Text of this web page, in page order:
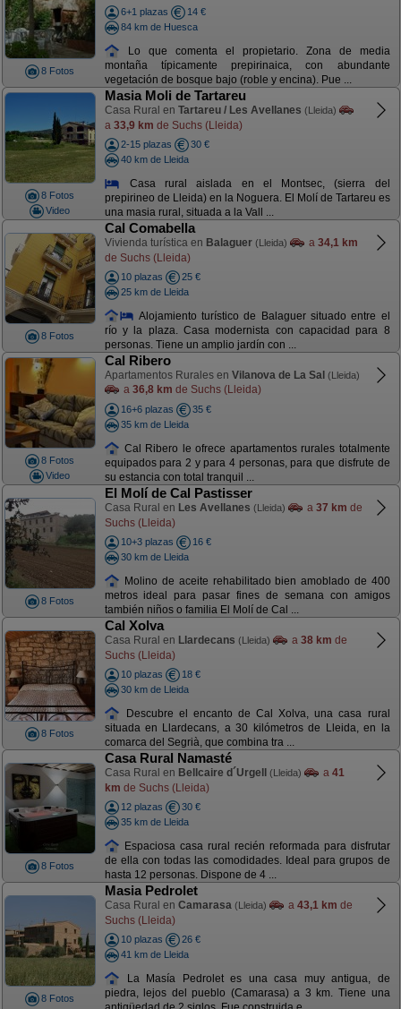
8 Fotos
6+1 plazas
14 €
84 km de Huesca
Lo que comenta el propietario. Zona de media
montaña típicamente prepirinaica, con abundante
vegetación de bosque bajo (roble y encina). Pue ...
8 Fotos
Video
Masia Moli de Tartareu
Casa Rural en Tartareu / Les Avellanes (Lleida)
a 33,9 km de Suchs (Lleida)
2-15 plazas
30 €
40 km de Lleida
Casa rural aislada en el Montsec, (sierra del
prepirineo de Lleida) en la Noguera. El Molí de Tartareu es
una masia rural, situada a la Vall ...
8 Fotos
Cal Comabella
Vivienda turística en Balaguer (Lleida) a 34,1 km
de Suchs (Lleida)
10 plazas
25 €
25 km de Lleida
Alojamiento turístico de Balaguer situado entre el
río y la plaza. Casa modernista con capacidad para 8
personas. Tiene un amplio jardín con ...
8 Fotos
Video
Cal Ribero
Apartamentos Rurales en Vilanova de La Sal (Lleida)
a 36,8 km de Suchs (Lleida)
16+6 plazas
35 €
35 km de Lleida
Cal Ribero le ofrece apartamentos rurales totalmente
equipados para 2 y para 4 personas, para que disfrute de
su estancia con total tranquil ...
8 Fotos
El Molí de Cal Pastisser
Casa Rural en Les Avellanes (Lleida) a 37 km de
Suchs (Lleida)
10+3 plazas
16 €
30 km de Lleida
Molino de aceite rehabilitado bien amoblado de 400
metros ideal para pasar fines de semana con amigos
también niños o familia El Molí de Cal ...
8 Fotos
Cal Xolva
Casa Rural en Llardecans (Lleida) a 38 km de
Suchs (Lleida)
10 plazas
18 €
30 km de Lleida
Descubre el encanto de Cal Xolva, una casa rural
situada en Llardecans, a 30 kilómetros de Lleida, en la
comarca del Segrià, que combina tra ...
8 Fotos
Casa Rural Namasté
Casa Rural en Bellcaire d´Urgell (Lleida) a 41
km de Suchs (Lleida)
12 plazas
30 €
35 km de Lleida
Espaciosa casa rural recién reformada para disfrutar
de ella con todas las comodidades. Ideal para grupos de
hasta 12 personas. Dispone de 4 ...
8 Fotos
Masia Pedrolet
Casa Rural en Camarasa (Lleida) a 43,1 km de
Suchs (Lleida)
10 plazas
26 €
41 km de Lleida
La Masía Pedrolet es una casa muy antigua, de
piedra, lejos del pueblo (Camarasa) a 3 km. Tiene una